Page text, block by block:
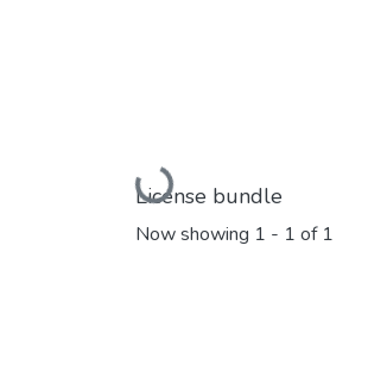
Loading...
License bundle
Now showing 1 - 1 of 1